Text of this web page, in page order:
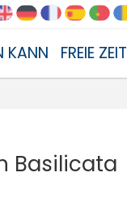
KANN FREIE ZEIT
Basilicata